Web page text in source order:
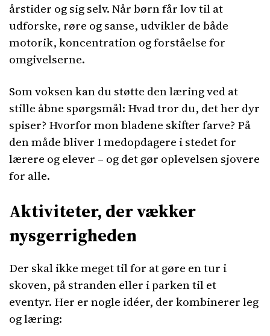
årstider og sig selv. Når børn får lov til at
udforske, røre og sanse, udvikler de både
motorik, koncentration og forståelse for
omgivelserne.
Som voksen kan du støtte den læring ved at
stille åbne spørgsmål: Hvad tror du, det her dyr
spiser? Hvorfor mon bladene skifter farve? På
den måde bliver I medopdagere i stedet for
lærere og elever – og det gør oplevelsen sjovere
for alle.
Aktiviteter, der vækker
nysgerrigheden
Der skal ikke meget til for at gøre en tur i
skoven, på stranden eller i parken til et
eventyr. Her er nogle idéer, der kombinerer leg
og læring: